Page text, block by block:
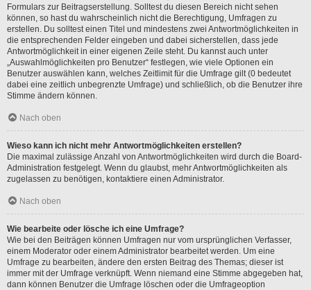
Formulars zur Beitragserstellung. Solltest du diesen Bereich nicht sehen
können, so hast du wahrscheinlich nicht die Berechtigung, Umfragen zu
erstellen. Du solltest einen Titel und mindestens zwei Antwortmöglichkeiten in
die entsprechenden Felder eingeben und dabei sicherstellen, dass jede
Antwortmöglichkeit in einer eigenen Zeile steht. Du kannst auch unter
„Auswahlmöglichkeiten pro Benutzer“ festlegen, wie viele Optionen ein
Benutzer auswählen kann, welches Zeitlimit für die Umfrage gilt (0 bedeutet
dabei eine zeitlich unbegrenzte Umfrage) und schließlich, ob die Benutzer ihre
Stimme ändern können.
Nach oben
Wieso kann ich nicht mehr Antwortmöglichkeiten erstellen?
Die maximal zulässige Anzahl von Antwortmöglichkeiten wird durch die Board-
Administration festgelegt. Wenn du glaubst, mehr Antwortmöglichkeiten als
zugelassen zu benötigen, kontaktiere einen Administrator.
Nach oben
Wie bearbeite oder lösche ich eine Umfrage?
Wie bei den Beiträgen können Umfragen nur vom ursprünglichen Verfasser,
einem Moderator oder einem Administrator bearbeitet werden. Um eine
Umfrage zu bearbeiten, ändere den ersten Beitrag des Themas; dieser ist
immer mit der Umfrage verknüpft. Wenn niemand eine Stimme abgegeben hat,
dann können Benutzer die Umfrage löschen oder die Umfrageoption